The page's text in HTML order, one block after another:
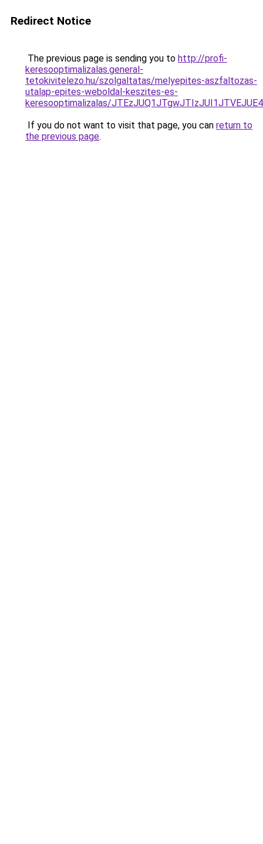
Redirect Notice
The previous page is sending you to http://profi-
keresooptimalizalas.general-
tetokivitelezo.hu/szolgaltatas/melyepites-aszfaltozas-
utalap-epites-weboldal-keszites-es-
keresooptimalizalas/
If you do not want to visit that page, you can return to
the previous page.